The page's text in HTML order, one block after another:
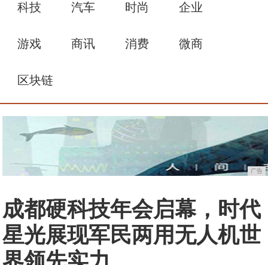
科技 汽车 时尚 企业
游戏 商讯 消费 微商
区块链
广告
成都硬科技年会启幕，时代
星光展现军民两用无人机世